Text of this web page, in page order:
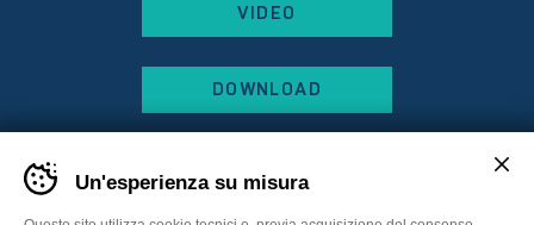
VIDEO
DOWNLOAD
Un'esperienza su misura